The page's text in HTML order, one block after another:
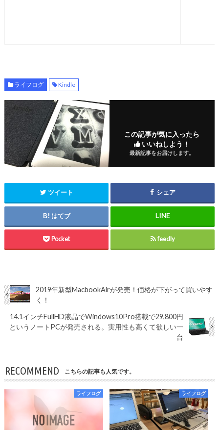
ライフログ Kindle
この記事が気に入ったら
いいねしよう！
最新記事をお届けします。
ツイート シェア
はてブ
Pocket feedly
2019年新型MacbookAirが発売！価格が下がって買いやす
く！
14.1インチFullHD液晶でWindows10Pro搭載で29,800円
というノートPCが発売される。実用性も高くて欲しい一
台
RECOMMEND こちらの記事も人気です。
ライフログ ライフログ